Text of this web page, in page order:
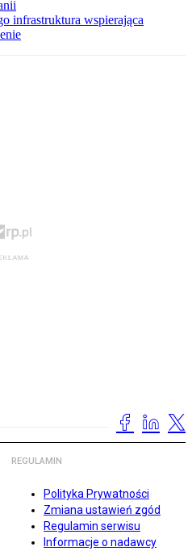
infrastruktura wspierająca
REGULAMIN
Polityka Prywatności
Zmiana ustawień zgód
Regulamin serwisu
Informacje o nadawcy